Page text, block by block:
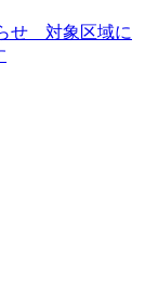
せ 対象区域に